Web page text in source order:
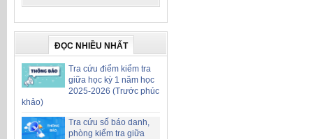
ĐỌC NHIỀU NHẤT
Tra cứu điểm kiểm tra
giữa học kỳ 1 năm học
2025-2026 (Trước phúc
khảo)
Tra cứu số báo danh,
phòng kiểm tra giữa